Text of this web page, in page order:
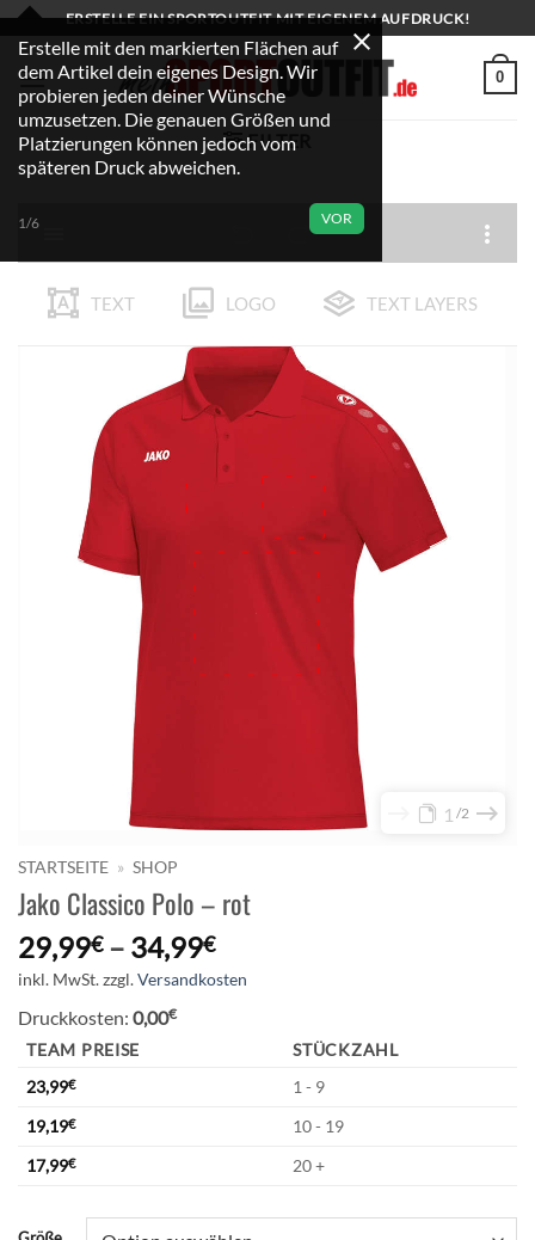
Zum
Inhalt
springen
ERSTELLE EIN SPORTOUTFIT MIT EIGENEM AUFDRUCK!
0
FILTER
TEXT LOGO TEXT LAYERS
1 2
STARTSEITE » SHOP
Jako Classico Polo – rot
29,99€– 34,99€
inkl. MwSt.zzgl.Versandkosten
Druckkosten: 0,00€
TEAM PREISE
STÜCKZAHL
23,99€
1 - 9
19,19€
10 - 19
17,99€ 20 +
Alternative:
Erstelle mit den markierten Flächen auf
dem Artikel dein eigenes Design. Wir
probieren jeden deiner Wünsche
umzusetzen. Die genauen Größen und
Platzierungen können jedoch vom
späteren Druck abweichen.
VOR
1/6